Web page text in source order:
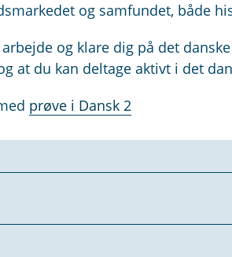
og samfundet, både
og klare dig på det
at du kan deltage aktivt i det
prøve i Dansk 2